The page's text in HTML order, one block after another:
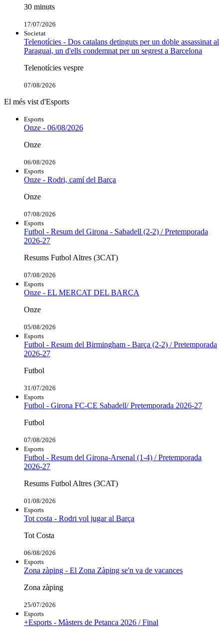
30 minuts
17/07/2026
Societat
Telenotícies - Dos catalans detinguts per un doble assassinat al
Paraguai, un d'ells condemnat per un segrest a Barcelona
Telenotícies vespre
07/08/2026
El més vist d'Esports
Esports
Onze - 06/08/2026
Onze
06/08/2026
Esports
Onze - Rodri, camí del Barça
Onze
07/08/2026
Esports
Futbol - Resum del Girona - Sabadell (2-2) / Pretemporada
2026-27
Resums Futbol Altres (3CAT)
07/08/2026
Esports
Onze - EL MERCAT DEL BARÇA
Onze
05/08/2026
Esports
Futbol - Resum del Birmingham - Barça (2-2) / Pretemporada
2026-27
Futbol
31/07/2026
Esports
Futbol - Girona FC-CE Sabadell/ Pretemporada 2026-27
Futbol
07/08/2026
Esports
Futbol - Resum del Girona-Arsenal (1-4) / Pretemporada
2026-27
Resums Futbol Altres (3CAT)
01/08/2026
Esports
Tot costa - Rodri vol jugar al Barça
Tot Costa
06/08/2026
Esports
Zona zàping - El Zona Zàping se'n va de vacances
Zona zàping
25/07/2026
Esports
+Esports - Màsters de Petanca 2026 / Final